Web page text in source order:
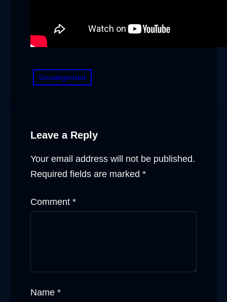
Uncategorized
Leave a Reply
Your email address will not be published.
Required fields are marked *
Comment *
Name *